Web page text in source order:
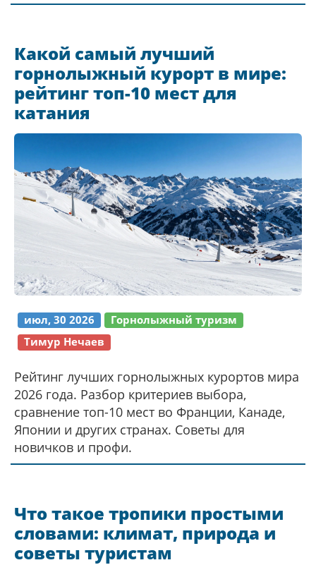
Какой самый лучший
горнолыжный курорт в мире:
рейтинг топ-10 мест для
катания
июл, 30 2026
Горнолыжный туризм
Тимур Нечаев
Рейтинг лучших горнолыжных курортов мира
2026 года. Разбор критериев выбора,
сравнение топ-10 мест во Франции, Канаде,
Японии и других странах. Советы для
новичков и профи.
Что такое тропики простыми
словами: климат, природа и
советы туристам